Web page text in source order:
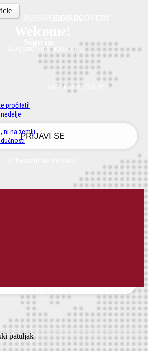
pročitati!
ni na zemlji
Log into your account
vaše korisničko ime
patuljak